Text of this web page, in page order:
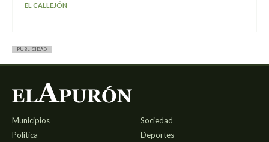
EL CALLEJÓN
PUBLICIDAD
Municipios
Política
Sociedad
Deportes